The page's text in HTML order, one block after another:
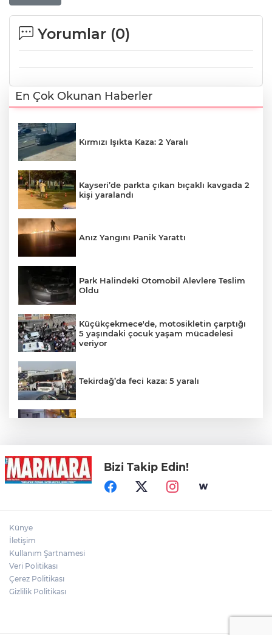
Yorumlar (0)
En Çok Okunan Haberler
Kırmızı Işıkta Kaza: 2 Yaralı
Kayseri’de parkta çıkan bıçaklı kavgada 2
kişi yaralandı
Anız Yangını Panik Yarattı
Park Halindeki Otomobil Alevlere Teslim
Oldu
Küçükçekmece'de, motosikletin çarptığı
5 yaşındaki çocuk yaşam mücadelesi
veriyor
Tekirdağ’da feci kaza: 5 yaralı
Otomobil İçindeki Kadını Dövdü...
Bizi Takip Edin!
Künye
İletişim
Kullanım Şartnamesi
Veri Politikası
Çerez Politikası
Gizlilik Politikası